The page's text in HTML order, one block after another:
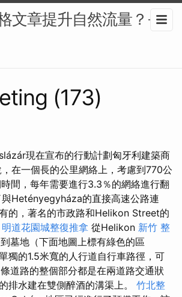
文章提升自然流量？-
(173)
現在宣布的行動計劃匈牙利建築商
在一個長的公里網絡上，考慮到770公
間，每年需要進行3.3％的網絡進行翻
Hetényegyháza的直接高速公路連
的，著名的市政路和Helikon Street的
明道花園城整復推拿 從Helikon 新竹 整
墓地（下面地圖上標有綠色的區
獨的1.5米寬的人行道自行車路徑，可
道路的整個部分都是在兩道路交通狀
排水建在雙側醉酒的溝渠上。 竹北整